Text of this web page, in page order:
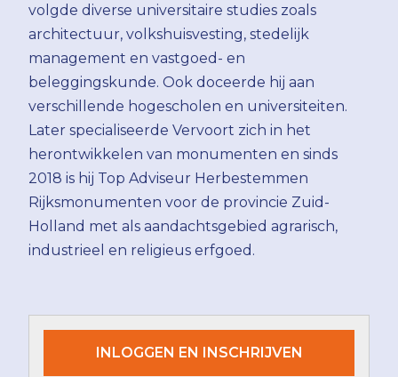
volgde diverse universitaire studies zoals
architectuur, volkshuisvesting, stedelijk
management en vastgoed- en
beleggingskunde. Ook doceerde hij aan
verschillende hogescholen en universiteiten.
Later specialiseerde Vervoort zich in het
herontwikkelen van monumenten en sinds
2018 is hij Top Adviseur Herbestemmen
Rijksmonumenten voor de provincie Zuid-
Holland met als aandachtsgebied agrarisch,
industrieel en religieus erfgoed.
INLOGGEN EN INSCHRIJVEN